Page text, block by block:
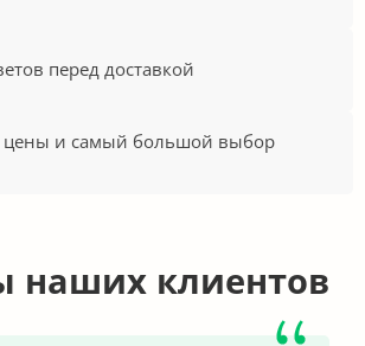
перед доставкой
цены и самый большой выбор
наших клиентов